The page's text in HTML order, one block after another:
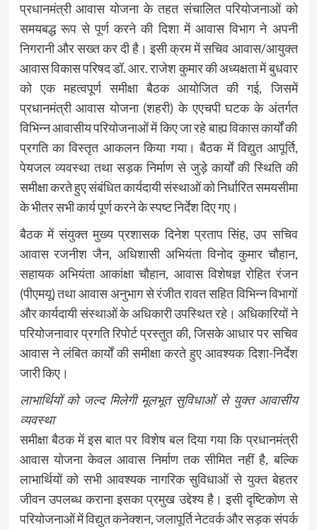
प्रधानमंत्री आवास योजना के तहत संचालित परियोजनाओं को
समयबद्ध रूप से पूर्ण करने की दिशा में आवास विभाग ने अपनी
निगरानी और सख्त कर दी है। इसी क्रम में सचिव आवास/आयुक्त
आवास विकास परिषद डॉ. आर. राजेश कुमार की अध्यक्षता में बुधवार
को एक महत्वपूर्ण समीक्षा बैठक आयोजित की गई, जिसमें
प्रधानमंत्री आवास योजना (शहरी) के एएचपी घटक के अंतर्गत
विभिन्न आवासीय परियोजनाओं में किए जा रहे बाह्य विकास कार्यों की
प्रगति का विस्तृत आकलन किया गया। बैठक में विद्युत आपूर्ति,
पेयजल व्यवस्था तथा सड़क निर्माण से जुड़े कार्यों की स्थिति की
समीक्षा करते हुए संबंधित कार्यदायी संस्थाओं को निर्धारित समयसीमा
के भीतर सभी कार्य पूर्ण करने के स्पष्ट निर्देश दिए गए।
बैठक में संयुक्त मुख्य प्रशासक दिनेश प्रताप सिंह, उप सचिव
आवास रजनीश जैन, अधिशासी अभियंता विनोद कुमार चौहान,
सहायक अभियंता आकांक्षा चौहान, आवास विशेषज्ञ रोहित रंजन
(पीएमयू) तथा आवास अनुभाग से रंजीत रावत सहित विभिन्न विभागों
और कार्यदायी संस्थाओं के अधिकारी उपस्थित रहे। अधिकारियों ने
परियोजनावार प्रगति रिपोर्ट प्रस्तुत की, जिसके आधार पर सचिव
आवास ने लंबित कार्यों की समीक्षा करते हुए आवश्यक दिशा-निर्देश
जारी किए।
लाभार्थियों को जल्द मिलेगी मूलभूत सुविधाओं से युक्त आवासीय
व्यवस्था
समीक्षा बैठक में इस बात पर विशेष बल दिया गया कि प्रधानमंत्री
आवास योजना केवल आवास निर्माण तक सीमित नहीं है, बल्कि
लाभार्थियों को सभी आवश्यक नागरिक सुविधाओं से युक्त बेहतर
जीवन उपलब्ध कराना इसका प्रमुख उद्देश्य है। इसी दृष्टिकोण से
परियोजनाओं में विद्युत कनेक्शन, जलापूर्ति नेटवर्क और सड़क संपर्क